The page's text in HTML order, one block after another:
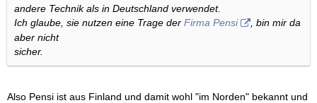
andere Technik als in Deutschland verwendet.
Ich glaube, sie nutzen eine Trage der Firma Pensi
, bin mir da
aber nicht
sicher.
Also Pensi ist aus Finland und damit wohl "im Norden" bekannt und